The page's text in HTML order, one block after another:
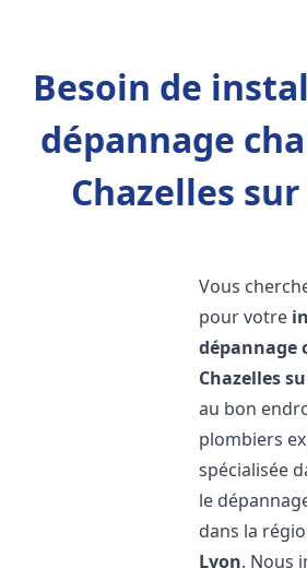
Besoin de
dépannage
Chazelles
Vous
pour votre
dépannage
Chazelles
au bon
plombiers
spécialisée
le
dans la
Lyon. Nous